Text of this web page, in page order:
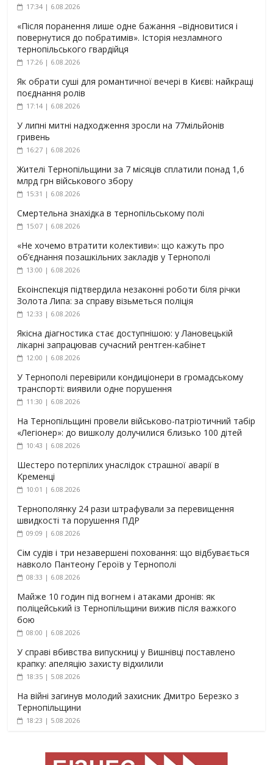
17:34 | 6.08.2026
«Після поранення лише одне бажання –відновитися і
повернутися до побратимів». Історія незламного
тернопільського гвардійця
17:26 | 6.08.2026
Як обрати суші для романтичної вечері в Києві: найкращі
поєднання ролів
17:14 | 6.08.2026
У липні митні надходження зросли на 77мільйонів
гривень
16:27 | 6.08.2026
Жителі Тернопільщини за 7 місяців сплатили понад 1,6
млрд грн військового збору
15:31 | 6.08.2026
Смертельна знахідка в тернопільському полі
15:07 | 6.08.2026
«Не хочемо втратити колективи»: що кажуть про
об’єднання позашкільних закладів у Тернополі
13:00 | 6.08.2026
Екоінспекція підтвердила незаконні роботи біля річки
Золота Липа: за справу візьметься поліція
12:33 | 6.08.2026
Якісна діагностика стає доступнішою: у Лановецькій
лікарні запрацював сучасний рентген-кабінет
12:00 | 6.08.2026
У Тернополі перевірили кондиціонери в громадському
транспорті: виявили одне порушення
11:30 | 6.08.2026
На Тернопільщині провели військово-патріотичний табір
«Легіонер»: до вишколу долучилися близько 100 дітей
10:43 | 6.08.2026
Шестеро потерпілих унаслідок страшної аварії в
Кременці
10:01 | 6.08.2026
Тернополянку 24 рази штрафували за перевищення
швидкості та порушення ПДР
09:09 | 6.08.2026
Сім судів і три незавершені поховання: що відбувається
навколо Пантеону Героїв у Тернополі
08:33 | 6.08.2026
Майже 10 годин під вогнем і атаками дронів: як
поліцейський із Тернопільщини вижив після важкого
бою
08:00 | 6.08.2026
У справі вбивства випускниці у Вишнівці поставлено
крапку: апеляцію захисту відхилили
18:35 | 5.08.2026
На війні загинув молодий захисник Дмитро Березко з
Тернопільщини
18:23 | 5.08.2026